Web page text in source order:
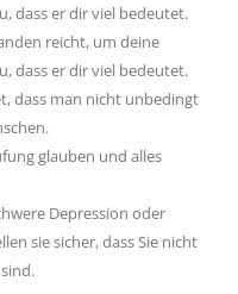
dass er dir viel bedeutet.
reicht, um deine
dass er dir viel bedeutet.
dass man nicht unbedingt
glauben und alles
Depression oder
sie sicher, dass Sie nicht